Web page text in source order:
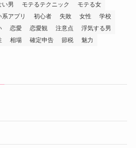
い男 モテるテクニック
モテる女
系アプリ 初心者 失敗 女性
学校
恋愛 恋愛観 注意点
浮気する男
相場 確定申告 節税 魅力